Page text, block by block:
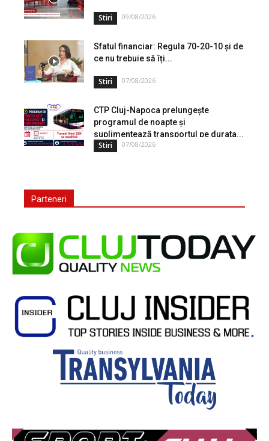
Stiri 09/08/2026
Sfatul financiar: Regula 70-20-10 și de
ce nu trebuie să îți...
Stiri 07/08/2026
CTP Cluj-Napoca prelungește
programul de noapte și
suplimentează transportul pe durata...
Stiri 07/08/2026
Parteneri